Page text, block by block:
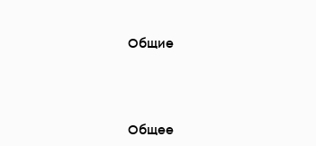
Общие
Общее